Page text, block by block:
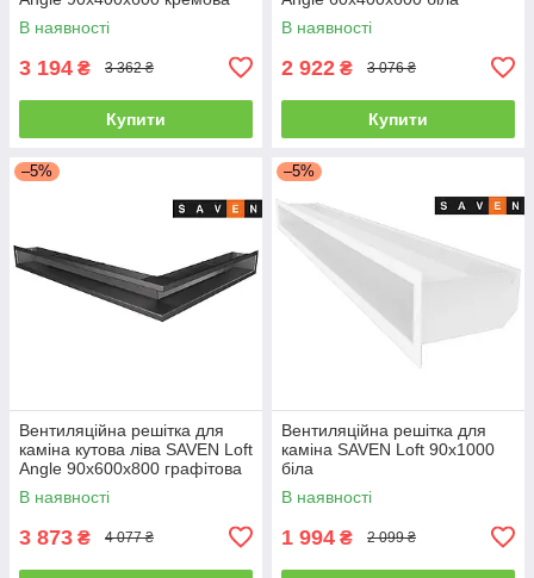
В наявності
3 194 ₴ 3 362 ₴
Купити
В наявності
2 922 ₴ 3 076 ₴
Купити
–5%
Вентиляційна решітка для
каміна кутова ліва SAVEN Loft
Angle 90х600х800 графітова
В наявності
3 873 ₴ 4 077 ₴
–5%
Вентиляційна решітка для
каміна SAVEN Loft 90х1000
біла
В наявності
1 994 ₴ 2 099 ₴